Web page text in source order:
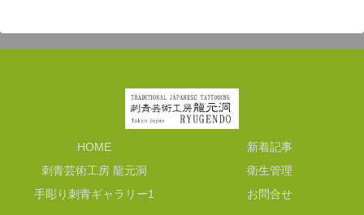
HOME
新着記事
刺青芸術工房 龍元洞
衛生管理
手彫り刺青ギャラリー1
お問合せ